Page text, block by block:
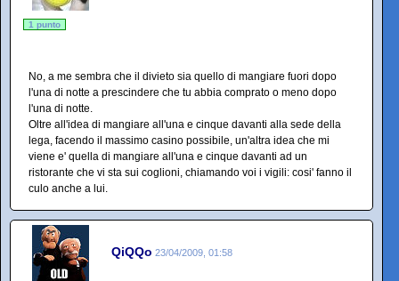
1 punto
No, a me sembra che il divieto sia quello di mangiare fuori dopo
l'una di notte a prescindere che tu abbia comprato o meno dopo
l'una di notte.
Oltre all'idea di mangiare all'una e cinque davanti alla sede della
lega, facendo il massimo casino possibile, un'altra idea che mi
viene e' quella di mangiare all'una e cinque davanti ad un
ristorante che vi sta sui coglioni, chiamando voi i vigili: cosi' fanno il
culo anche a lui.
QiQQo 23/04/2009, 01:58